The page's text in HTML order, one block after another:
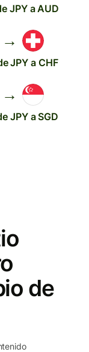
JPY a AUD
→
JPY a CHF
→
JPY a SGD
de